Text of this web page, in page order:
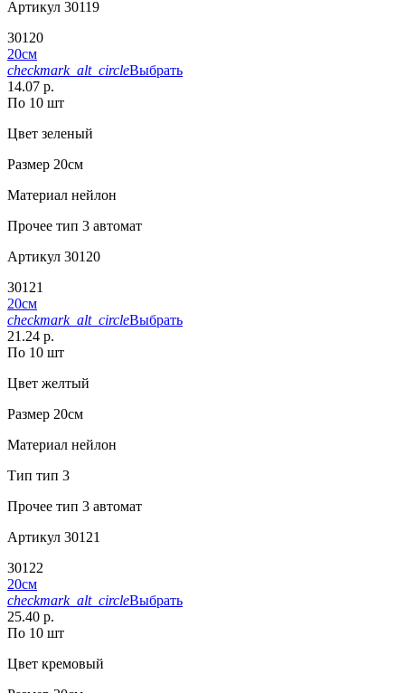
Артикул 30119
30120
20см
checkmark_alt_circleВыбрать
14.07 р.
По 10 шт
Цвет зеленый
Размер 20см
Материал нейлон
Прочее тип 3 автомат
Артикул 30120
30121
20см
checkmark_alt_circleВыбрать
21.24 р.
По 10 шт
Цвет желтый
Размер 20см
Материал нейлон
Тип тип 3
Прочее тип 3 автомат
Артикул 30121
30122
20см
checkmark_alt_circleВыбрать
25.40 р.
По 10 шт
Цвет кремовый